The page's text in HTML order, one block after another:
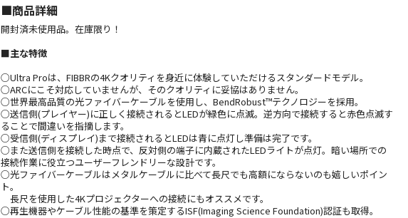
■︎商品詳細
開封済未使用品。在庫限り！
■主な特徴
○Ultra Proは、FIBBRの4Kクオリティを身近に体験していただけるスタンダードモデル。
○ARCにこそ対応していませんが、そのクオリティに妥協はありません。
○世界最高品質の光ファイバーケーブルを使用し、BendRobust™テクノロジーを採用。
○送信側(プレイヤー)に正しく接続されるとLEDが緑色に点滅。逆方向で接続すると赤色点滅す
ることで間違いを指摘します。
○受信側(ディスプレイ)まで接続されるとLEDは青に点灯し準備は完了です。
○また送信側を接続した時点で、反対側の端子に内蔵されたLEDライトが点灯。暗い場所での
接続作業に役立つユーザーフレンドリーな設計です。
○光ファイバーケーブルはメタルケーブルに比べて長尺でも高額にならないのも嬉しいポイン
ト。
長尺を使用した4Kプロジェクターへの接続にもオススメです。
○再生機器やケーブル性能の基準を策定するISF(Imaging Science Foundation)認証も取得。